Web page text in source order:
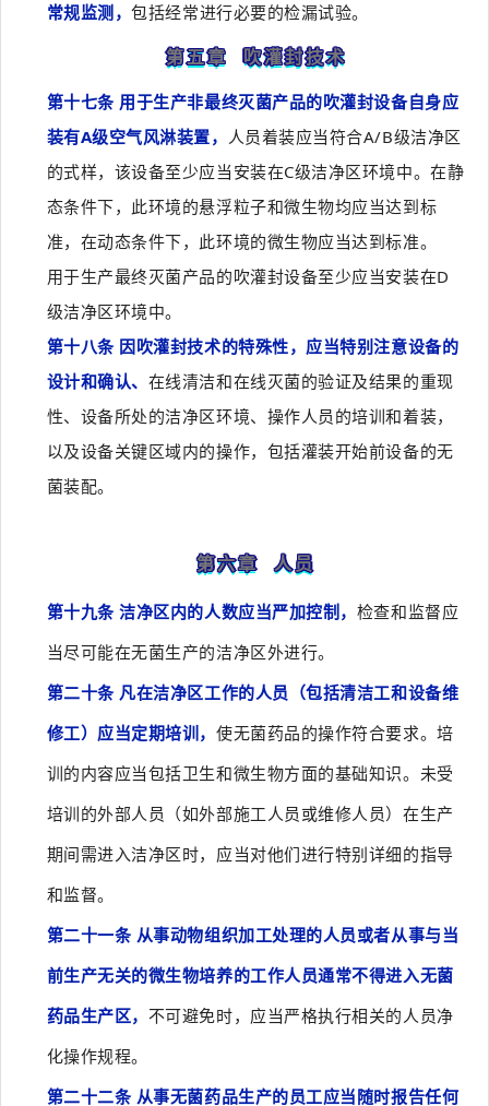
常规监测，包括经常进行必要的检漏试验。
第五章 吹灌封技术
第十七条 用于生产非最终灭菌产品的吹灌封设备自身应
装有A级空气风淋装置， 人员着装应当符合A/B级洁净区
的式样，该设备至少应当安装在C级洁净区环境中。在静
态条件下，此环境的悬浮粒子和微生物均应当达到标
准，在动态条件下，此环境的微生物应当达到标准。
用于生产最终灭菌产品的吹灌封设备至少应当安装在D
级洁净区环境中。
第十八条 因吹灌封技术的特殊性，应当特别注意设备的
设计和确认、 在线清洁和在线灭菌的验证及结果的重现
性、设备所处的洁净区环境、操作人员的培训和着装，
以及设备关键区域内的操作，包括灌装开始前设备的无
菌装配。
第六章 人员
第十九条 洁净区内的人数应当严加控制， 检查和监督应
当尽可能在无菌生产的洁净区外进行。
第二十条 凡在洁净区工作的人员（包括清洁工和设备维
修工）应当定期培训，使无菌药品的操作符合要求。培
训的内容应当包括卫生和微生物方面的基础知识。未受
培训的外部人员（如外部施工人员或维修人员）在生产
期间需进入洁净区时，应当对他们进行特别详细的指导
和监督。
第二十一条 从事动物组织加工处理的人员或者从事与当
前生产无关的微生物培养的工作人员通常不得进入无菌
药品生产区， 不可避免时，应当严格执行相关的人员净
化操作规程。
第二十二条 从事无菌药品生产的员工应当随时报告任何